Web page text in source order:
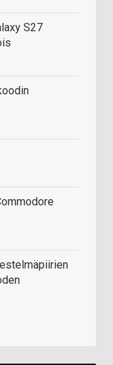
S27